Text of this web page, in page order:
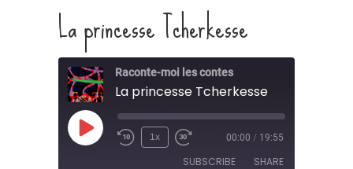
La princesse Tcherkesse
Raconte-moi les contes
La princesse Tcherkesse
Play
1x 00:00 / 19:55
SUBSCRIBE SHARE